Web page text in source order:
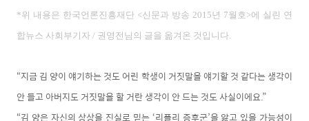
*위 내용은 한국언론진흥재단 <신문과 방송 2015년 7월호>에 실린 연
합뉴스 사회부기자 / 권영전 님의 글을 옮겨온 것입니다.
“지금 김 양이 얘기하는 것도 어린 학생이 거짓말을 얘기할 것 같다는 생각이
안 들고 아버지도 거짓말을 할 거란 생각이 안 드는 것도 사실이에요.”
“김 양은 자신의 상상을 진실로 믿는 ‘리플리 증후군’을 앓고 있을 가능성이